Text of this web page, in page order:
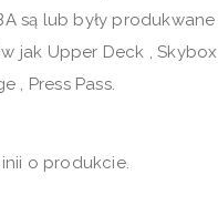
są lub były
jak Upper Deck , Skybox
, Press Pass.
o produkcie.